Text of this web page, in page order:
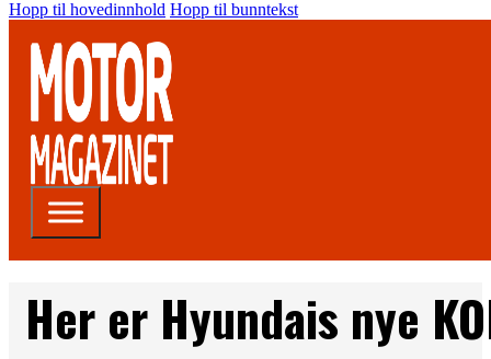
Hopp til hovedinnhold Hopp til bunntekst
Her er Hyundais nye